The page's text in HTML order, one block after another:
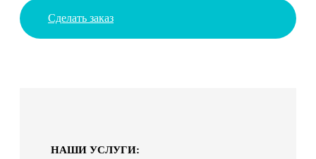
Сделать заказ
НАШИ УСЛУГИ: